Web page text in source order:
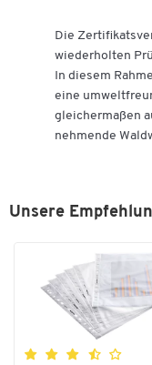
Die
wiederholten
In diesem
eine
gleichermaßen
nehmende
Unsere